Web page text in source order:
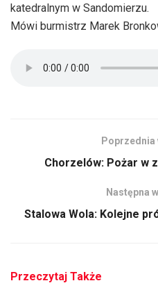
katedralnym w Sandomierzu.
Mówi burmistrz Marek
Chorzelów: Pożar w
Następna
Stalowa Wola: Kolejne
Przeczytaj Także